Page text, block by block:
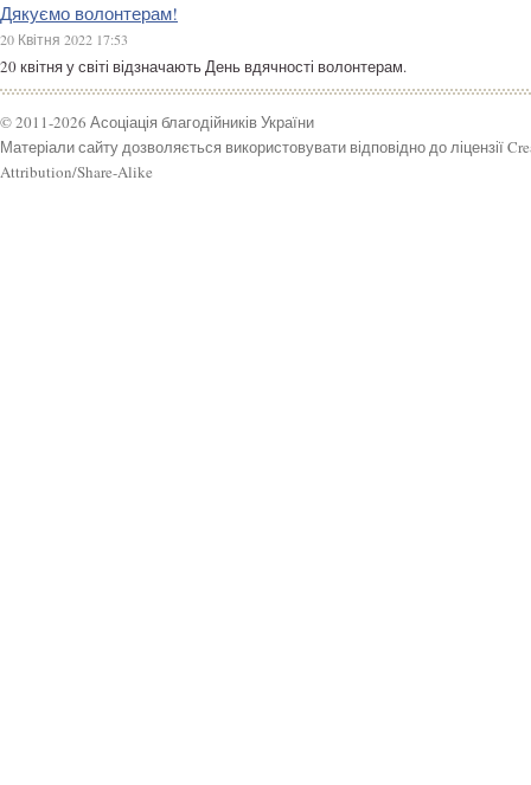
Дякуємо волонтерам!
20 Квітня 2022 17:53
20 квітня у світі відзначають День вдячності волонтерам.
© 2011-2026 Асоціація благодійників України
Матеріали сайту дозволяється використовувати відповідно до ліцензії
Attribution/Share-Alike